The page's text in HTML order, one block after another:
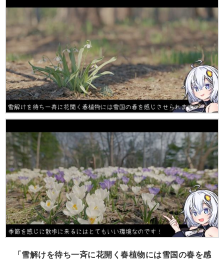
「雪解けを待ち一斉に花開く春植物には雪国の春を感